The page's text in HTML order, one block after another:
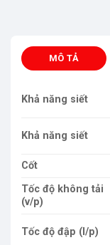
MÔ TẢ
Khả năng siết
Khả năng siết
Cốt
Tốc độ không tải
(v/p)
Tốc độ đập (l/p)